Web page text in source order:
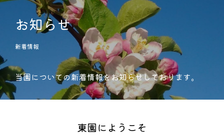
お知らせ
新着情報
当園についての新着情報をお知らせしております。
東園にようこそ